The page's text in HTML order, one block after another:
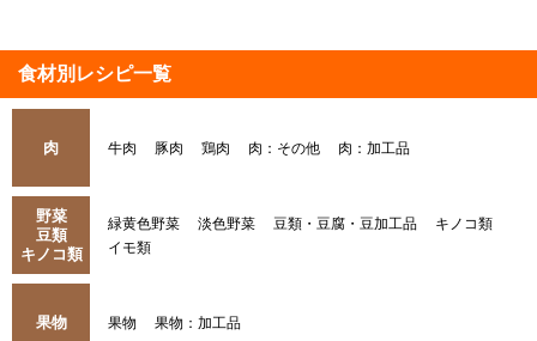
食材別レシピ一覧
肉 牛肉 豚肉 鶏肉 肉：その他 肉：加工品
野菜
豆類
キノコ類
緑黄色野菜 淡色野菜 豆類・豆腐・豆加工品
キノコ類
イモ類
果物 果物 果物：加工品